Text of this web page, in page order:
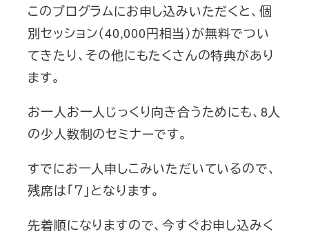
このプログラムにお申し込みいただくと、個
別セッション（40,000円相当）が無料でつい
てきたり、その他にもたくさんの特典があり
ます。
お一人お一人じっくり向き合うためにも、8人
の少人数制のセミナーです。
すでにお一人申しこみいただいているので、
残席は「７」となります。
先着順になりますので、今すぐお申し込みく